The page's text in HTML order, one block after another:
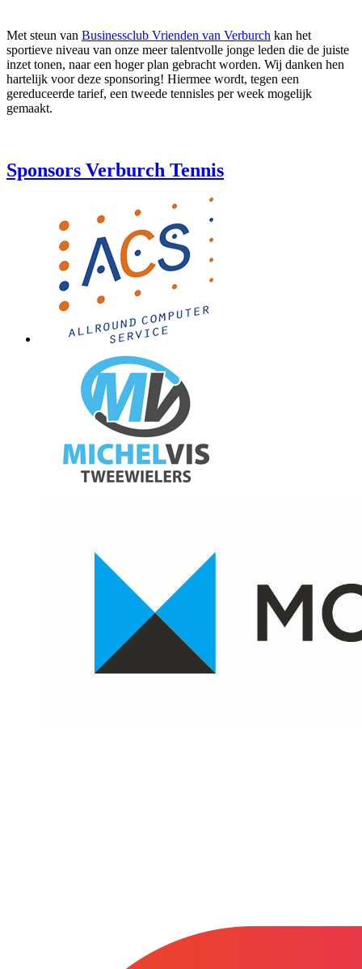
Met steun van Businessclub Vrienden van Verburch kan het
sportieve niveau van onze meer talentvolle jonge leden die de juiste
inzet tonen, naar een hoger plan gebracht worden. Wij danken hen
hartelijk voor deze sponsoring! Hiermee wordt, tegen een
gereduceerde tarief, een tweede tennisles per week mogelijk
gemaakt.
Sponsors Verburch Tennis